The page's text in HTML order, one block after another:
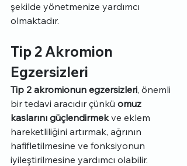
şekilde yönetmenize yardımcı
olmaktadır.
Tip 2 Akromion
Egzersizleri
Tip 2 akromionun egzersizleri, önemli
bir tedavi aracıdır çünkü omuz
kaslarını güçlendirmek ve eklem
hareketliliğini artırmak, ağrının
hafifletilmesine ve fonksiyonun
iyileştirilmesine yardımcı olabilir.